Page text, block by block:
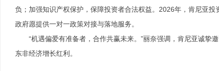
负；加强知识产权保护，保障投资者合法权益。2026年，肯尼亚
政府愿提供一对一政策对接与落地服务。
“机遇偏爱有准备者，合作共赢未来。”丽奈强调，肯尼亚诚
东非经济增长红利。